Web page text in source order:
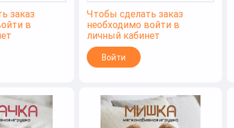
заказ
в
Чтобы сделать заказ
необходимо войти в
личный кабинет
Войти